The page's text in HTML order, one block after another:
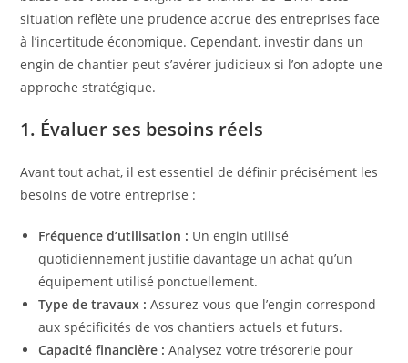
situation reflète une prudence accrue des entreprises face
à l’incertitude économique. Cependant, investir dans un
engin de chantier peut s’avérer judicieux si l’on adopte une
approche stratégique.
1. Évaluer ses besoins réels
Avant tout achat, il est essentiel de définir précisément les
besoins de votre entreprise :
Fréquence d’utilisation : Un engin utilisé
quotidiennement justifie davantage un achat qu’un
équipement utilisé ponctuellement.
Type de travaux : Assurez-vous que l’engin correspond
aux spécificités de vos chantiers actuels et futurs.
Capacité financière : Analysez votre trésorerie pour